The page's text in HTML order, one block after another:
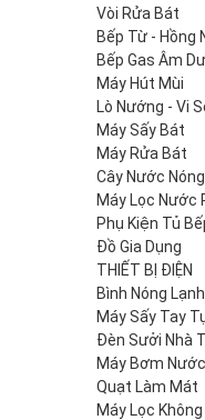
Vòi Rửa Bát
Bếp Từ - Hồng
Bếp Gas Âm
Máy Hút Mùi
Lò Nướng - Vi
Máy Sấy Bát
Máy Rửa Bát
Cây Nước
Máy Lọc Nước
Phụ Kiện Tủ
Đồ Gia Dụng
THIẾT BỊ ĐIỆN
Bình Nóng Lạnh
Máy Sấy Tay
Đèn Sưởi Nhà
Máy Bơm Nước
Quạt Làm Mát
Máy Lọc Không